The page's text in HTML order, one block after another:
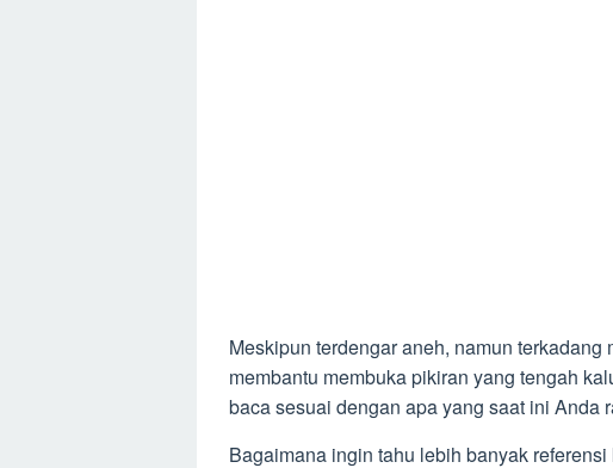
Meskipun terdengar aneh, namun
membantu membuka pikiran yang tengah
baca sesuai dengan apa yang saat ini Anda
Bagaimana ingin tahu lebih banyak